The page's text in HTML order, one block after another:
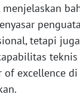
menjelaskan
tetapi
of excellence